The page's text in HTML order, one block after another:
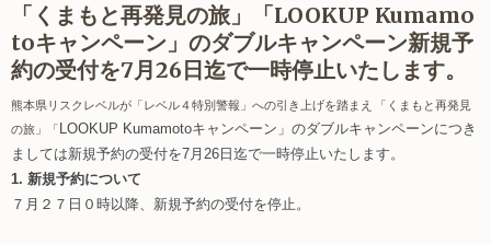
「くまもと再発見の旅」「LOOKUP Kumamo
toキャンペーン」のダブルキャンペーン新規予
約の受付を7月26日迄で一時停止いたします。
熊本県リスクレベルが「レベル４特別警報」への引き上げを踏まえ 「くまもと再発見
の旅」「LOOKUP Kumamotoキャンペーン」のダブルキャンペーンにつき
ましては新規予約の受付を7月26日迄で一時停止いたします。
1. 新規予約について
７月２７日０時以降、新規予約の受付を停止。